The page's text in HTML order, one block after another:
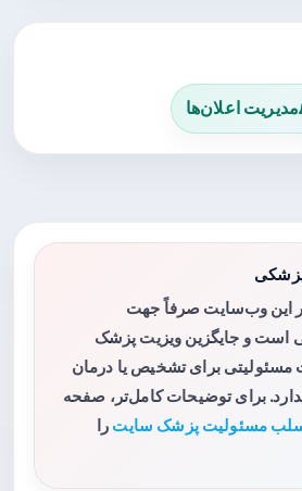
مدیریت اعلان‌ها
این وب‌سایت صرفاً جهت
است و جایگزین ویزیت پزشک
برای تشخیص یا درمان
برای توضیحات کامل‌تر، صفحه
مسئولیت پزشک سایت را